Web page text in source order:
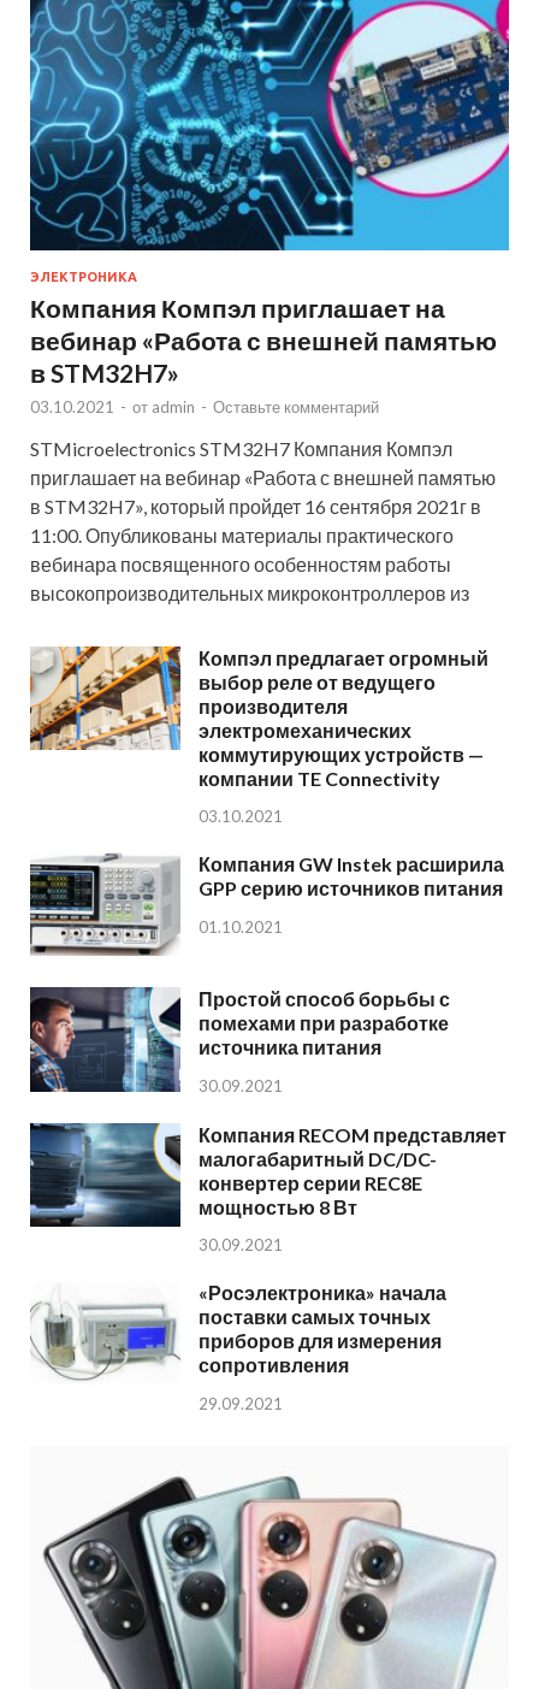
ЭЛЕКТРОНИКА
Компания Компэл приглашает на
вебинар «Работа с внешней памятью
в STM32H7»
03.10.2021 - от admin - Оставьте комментарий
STMicroelectronics STM32H7 Компания Компэл
приглашает на вебинар «Работа с внешней памятью
в STM32H7», который пройдет 16 сентября 2021г в
11:00. Опубликованы материалы практического
вебинара посвященного особенностям работы
высокопроизводительных микроконтроллеров из
Компэл предлагает огромный
выбор реле от ведущего
производителя
электромеханических
коммутирующих устройств —
компании TE Connectivity
03.10.2021
Компания GW Instek расширила
GPP серию источников питания
01.10.2021
Простой способ борьбы с
помехами при разработке
источника питания
30.09.2021
Компания RECOM представляет
малогабаритный DC/DC-
конвертер серии REC8E
мощностью 8 Вт
30.09.2021
«Росэлектроника» начала
поставки самых точных
приборов для измерения
сопротивления
29.09.2021